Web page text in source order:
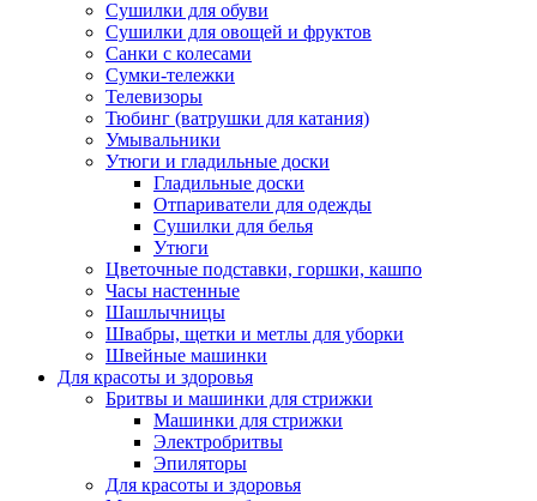
Сушилки для обуви
Сушилки для овощей и фруктов
Санки с колесами
Сумки-тележки
Телевизоры
Тюбинг (ватрушки для катания)
Умывальники
Утюги и гладильные доски
Гладильные доски
Отпариватели для одежды
Сушилки для белья
Утюги
Цветочные подставки, горшки, кашпо
Часы настенные
Шашлычницы
Швабры, щетки и метлы для уборки
Швейные машинки
Для красоты и здоровья
Бритвы и машинки для стрижки
Машинки для стрижки
Электробритвы
Эпиляторы
Для красоты и здоровья